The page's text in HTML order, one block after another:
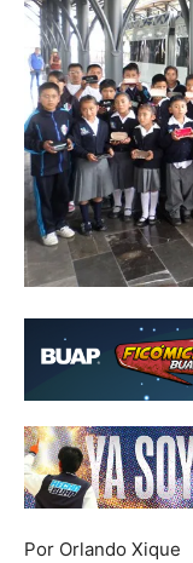
Por Orlando Xique